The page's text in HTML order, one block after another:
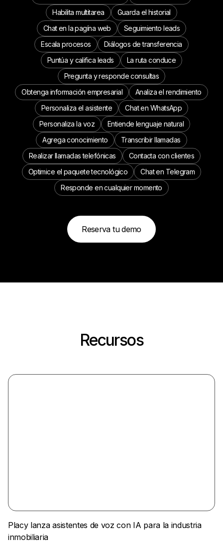
Habilita multitarea
Guarda el historial
Chat en la pagína web
Seguimiento leads
Escala procesos
Diálogos de transferencia
Puntúa y califica leads
La ruta conduce
Pregunta y responde consultas
Obtenga información empresarial
Analiza el rendimiento
Personaliza el asistente
Chat en WhatsApp
Personaliza la voz
Entiende lenguaje natural
Agrega conocimiento
Transcribir llamadas
Realizar llamadas telefónicas
Contacta con clientes
Optimice el paquete tecnológico
Chat en Telegram
Responde en cualquier momento
Reserva tu demo
Recursos
Placy lanza asistentes de voz con IA para la industria
inmobiliaria